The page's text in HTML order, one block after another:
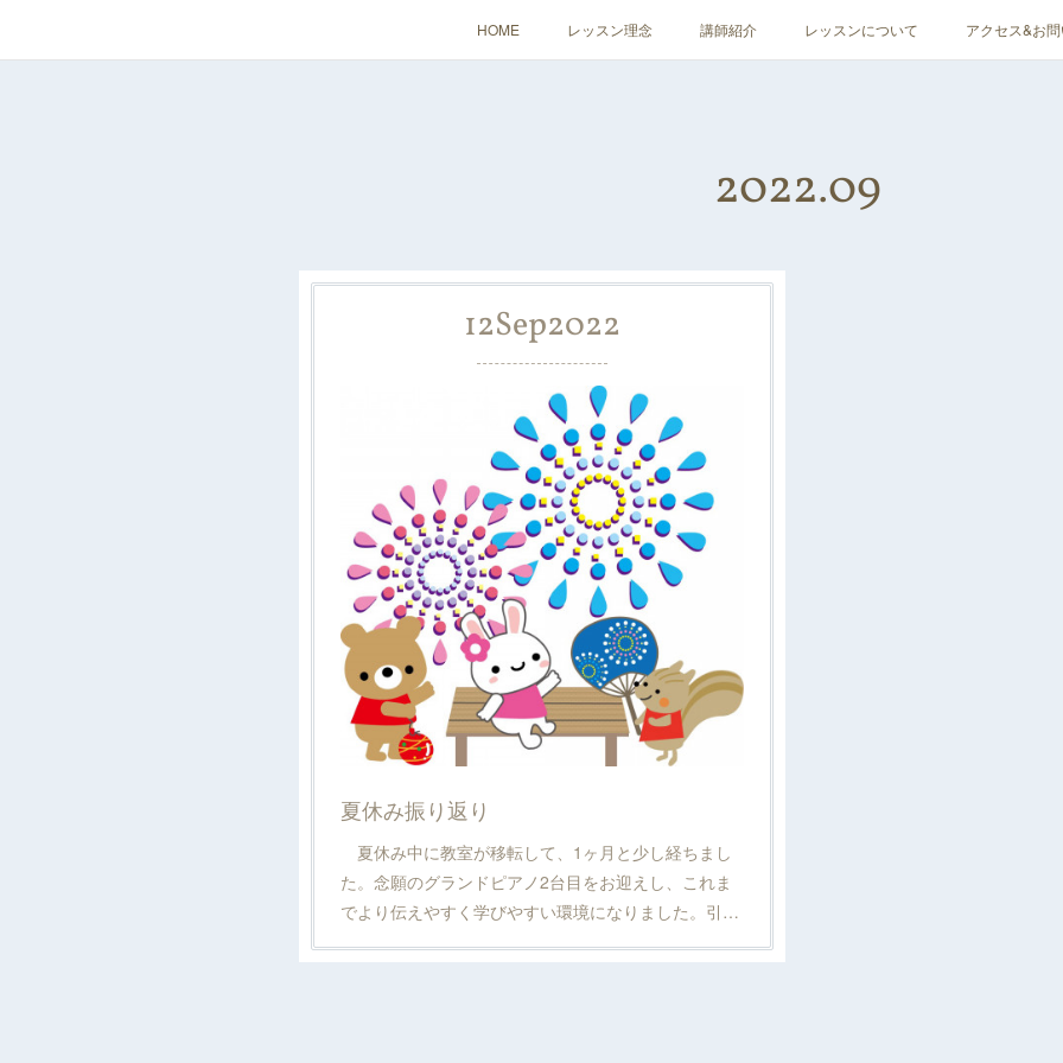
HOME レッスン理念 講師紹介 レッスンについて アクセス&お
2022.09
12Sep2022
夏休み振り返り
夏休み中に教室が移転して、1ヶ月と少し経ちまし
た。念願のグランドピアノ2台目をお迎えし、これま
でより伝えやすく学びやすい環境になりました。引…